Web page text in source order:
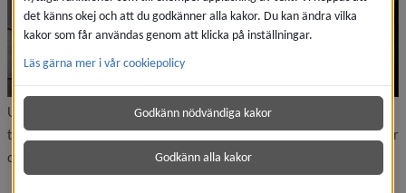
Utmana en kompis på vattenrutschkanerace! På Umelagun finns
två vattenrutschkanor, en lite längre och lugnare, Spiralen, och för
den som vågar: Fritt fall.
det känns okej och att du godkänner alla kakor. Du kan ändra vilka
kakor som får användas genom att klicka på inställningar.
Läs gärna mer i vår cookiepolicy
Godkänn nödvändiga kakor
Godkänn alla kakor